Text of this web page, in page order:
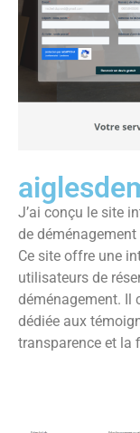
J’ai conçu le site
de
Ce site offre une
utilisateurs de
déménagement. Il
dédiée aux
transparence et la